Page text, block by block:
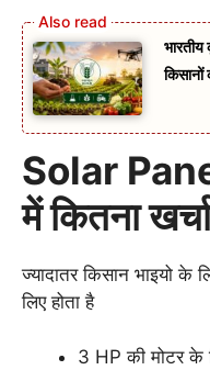
किसानों
Solar
में कितना
ज्यादातर किसान भाइयो के
लिए होता है
3 HP की मोटर के